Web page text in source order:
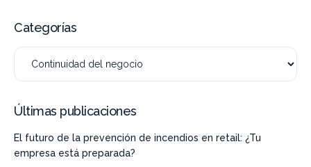
Categorías
Últimas publicaciones
El futuro de la prevención de incendios en retail: ¿Tu
empresa está preparada?